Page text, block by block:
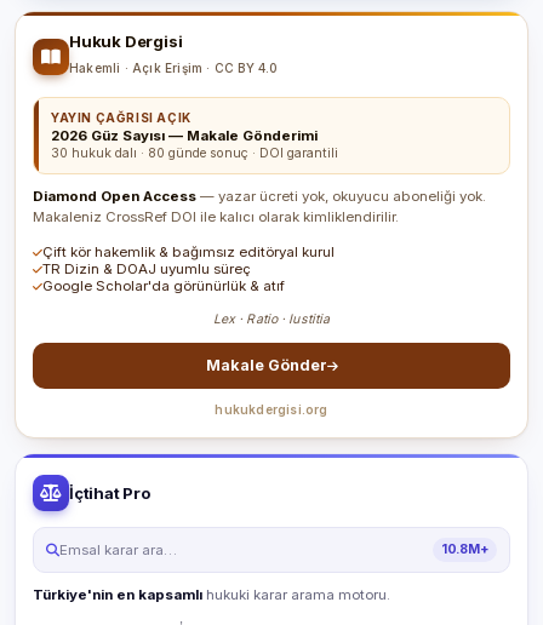
Hukuk Dergisi
Hakemli · Açık Erişim · CC BY 4.0
YAYIN ÇAĞRISI AÇIK
2026 Güz Sayısı — Makale Gönderimi
30 hukuk dalı · 80 günde sonuç · DOI garantili
Diamond Open Access — yazar ücreti yok, okuyucu aboneliği yok.
Makaleniz CrossRef DOI ile kalıcı olarak kimliklendirilir.
Çift kör hakemlik & bağımsız editöryal kurul
TR Dizin & DOAJ uyumlu süreç
Google Scholar'da görünürlük & atıf
Lex · Ratio · Iustitia
Makale Gönder
hukukdergisi.org
İçtihat Pro
Emsal karar ara… 10.8M+
Türkiye'nin en kapsamlı hukuki karar arama motoru.